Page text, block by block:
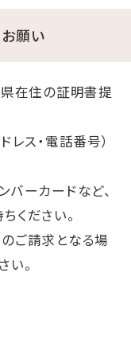
願い
県在住の証明書提
レス・電話番号）
バーカードなど、
ください。
ご請求となる場
い。